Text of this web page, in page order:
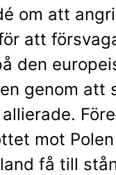
om att
att
den
genom att
Före
mot
få till